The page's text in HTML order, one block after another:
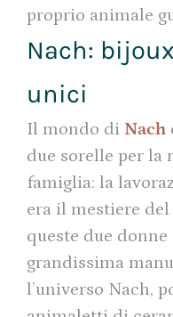
proprio animale
Nach:
unici
Il mondo di Nach
due sorelle per la
famiglia: la
era il mestiere
queste due
grandissima
l’universo Nach,